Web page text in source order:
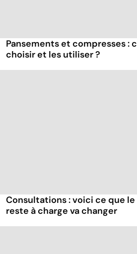
Pansements et compresses :
choisir et les utiliser ?
Consultations : voici ce que
reste à charge va changer